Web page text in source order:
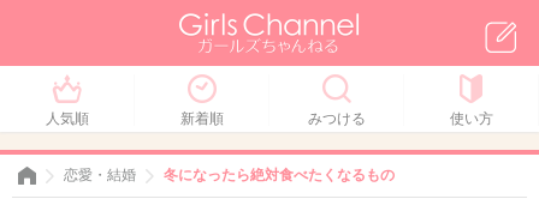
人気順 新着順 みつける 使い方
恋愛・結婚 冬になったら絶対食べたくなるもの